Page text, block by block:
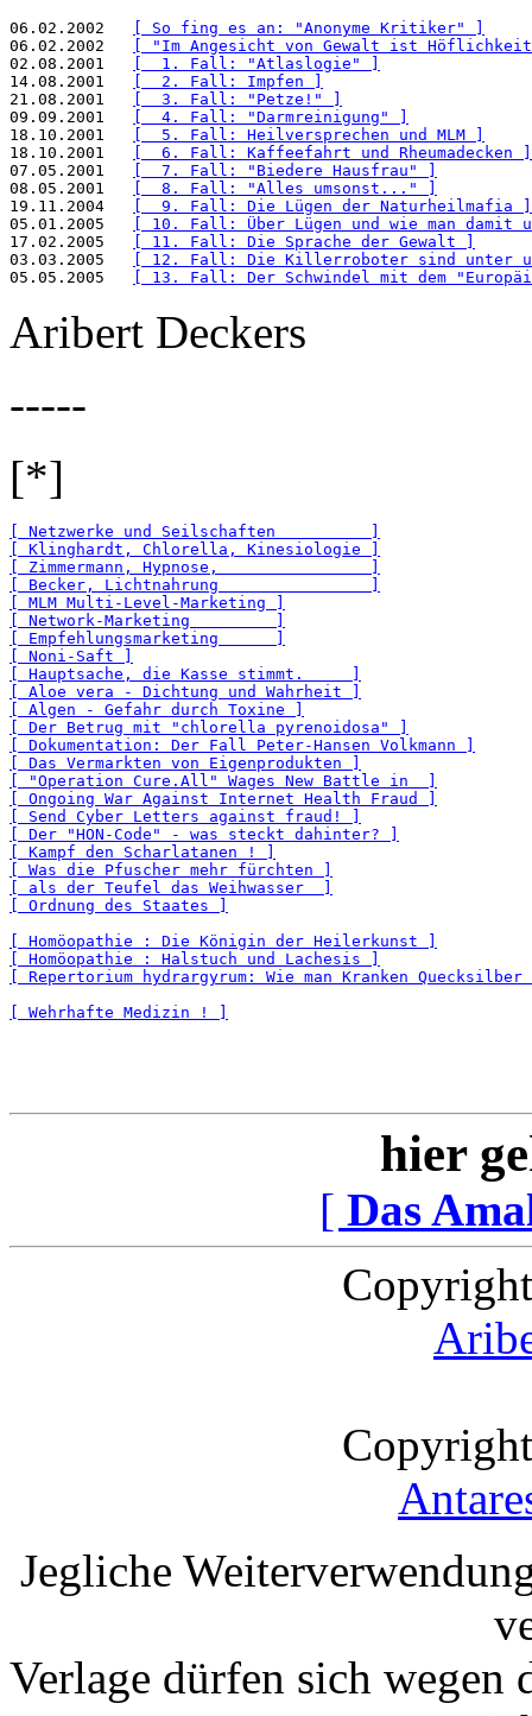
06.02.2002
[ So fing es an: "Anonyme Kritiker" ]
06.02.2002
[ "Im Angesicht von Gewalt ist
02.08.2001
[  1. Fall: "Atlaslogie" ]
14.08.2001
[  2. Fall: Impfen ]
21.08.2001
[  3. Fall: "Petze!" ]
09.09.2001
[  4. Fall: "Darmreinigung" ]
18.10.2001
[  5. Fall: Heilversprechen und MLM ]
18.10.2001
[  6. Fall: Kaffeefahrt und Rheumadecken ]
07.05.2001
[  7. Fall: "Biedere Hausfrau" ]
08.05.2001
[  8. Fall: "Alles umsonst..." ]
19.11.2004
[  9. Fall: Die Lügen der Naturheilmafia ]
05.01.2005
[ 10. Fall: Über Lügen und wie man damit
17.02.2005
[ 11. Fall: Die Sprache der Gewalt ]
03.03.2005
[ 12. Fall: Die Killerroboter sind unter
05.05.2005
[ 13. Fall: Der Schwindel mit dem
Aribert Deckers
-----
[*]
[ Netzwerke und Seilschaften          ]
[ Klinghardt, Chlorella, Kinesiologie ]
[ Zimmermann, Hypnose,                ]
[ Becker, Lichtnahrung                ]
[ MLM Multi-Level-Marketing ]
[ Network-Marketing         ]
[ Empfehlungsmarketing      ]
[ Noni-Saft ]
[ Hauptsache, die Kasse stimmt.     ]
[ Aloe vera - Dichtung und Wahrheit ]
[ Algen - Gefahr durch Toxine ]
[ Der Betrug mit "chlorella pyrenoidosa" ]
[ Dokumentation: Der Fall Peter-Hansen Volkmann ]
[ Das Vermarkten von Eigenprodukten ]
[ "Operation Cure.All" Wages New Battle in  ]
[ Ongoing War Against Internet Health Fraud ]
[ Send Cyber Letters against fraud! ]
[ Der "HON-Code" - was steckt dahinter? ]
[ Kampf den Scharlatanen ! ]
[ Was die Pfuscher mehr fürchten ]
[ als der Teufel das Weihwasser  ]
[ Ordnung des Staates ]
[ Homöopathie : Die Königin der Heilerkunst ]
[ Homöopathie : Halstuch und Lachesis ]
[ Repertorium hydrargyrum: Wie man Kranken
[ Wehrhafte Medizin ! ]
hier
[ Das
Jegliche
Verlage dürfen sich wegen